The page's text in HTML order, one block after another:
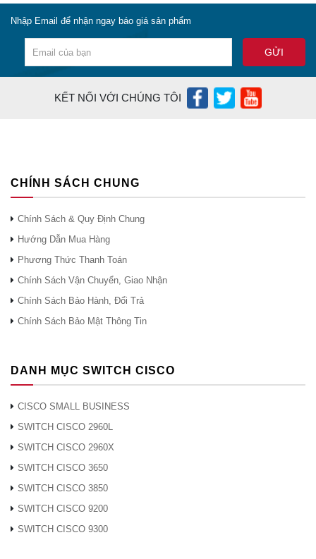
Nhập Email để nhận ngay báo giá sản phẩm
KẾT NỐI VỚI CHÚNG TÔI
CHÍNH SÁCH CHUNG
Chính Sách & Quy Định Chung
Hướng Dẫn Mua Hàng
Phương Thức Thanh Toán
Chính Sách Vận Chuyển, Giao Nhận
Chính Sách Bảo Hành, Đổi Trả
Chính Sách Bảo Mật Thông Tin
DANH MỤC SWITCH CISCO
CISCO SMALL BUSINESS
SWITCH CISCO 2960L
SWITCH CISCO 2960X
SWITCH CISCO 3650
SWITCH CISCO 3850
SWITCH CISCO 9200
SWITCH CISCO 9300